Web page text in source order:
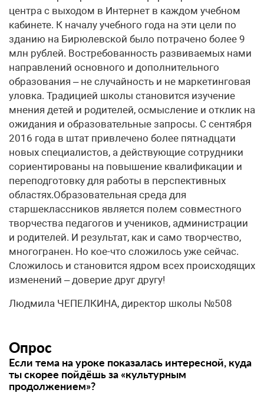
центра с выходом в Интернет в каждом учебном
кабинете. К началу учебного года на эти цели по
зданию на Бирюлевской было потрачено более 9
млн рублей. Востребованность развиваемых нами
направлений основного и дополнительного
образования – не случайность и не маркетинговая
уловка. Традицией школы становится изучение
мнения детей и родителей, осмысление и отклик на
ожидания и образовательные запросы. С сентября
2016 года в штат привлечено более пятнадцати
новых специалистов, а действующие сотрудники
сориентированы на повышение квалификации и
переподготовку для работы в перспективных
областях.Образовательная среда для
старшеклассников является полем совместного
творчества педагогов и учеников, администрации
и родителей. И результат, как и само творчество,
многогранен. Но кое-что сложилось уже сейчас.
Сложилось и становится ядром всех происходящих
изменений – доверие друг другу!
Людмила ЧЕПЕЛКИНА, директор школы №508
Опрос
Если тема на уроке показалась интересной, куда
ты скорее пойдёшь за «культурным
продолжением»?